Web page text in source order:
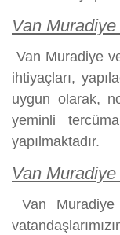
Van
Van Muradiye
ihtiyaçları,
uygun olarak,
yeminli
yapılmaktadır.
Van
Van Muradiye